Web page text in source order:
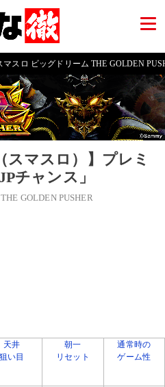
マスロ ビッグドリーム THE GOLDEN
スマスロ）】プレミ
チャンス」
GOLDEN PUSHER
天井
狙い目
朝一
リセット
通常時の
ゲーム性